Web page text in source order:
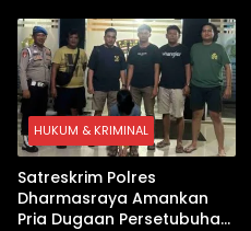
HUKUM & KRIMINAL
Satreskrim Polres
Dharmasraya Amankan
Pria Dugaan Persetubuhan